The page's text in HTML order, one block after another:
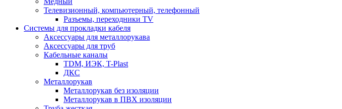
Телевизионный, компьютерный, телефонный
Разъемы, переходники TV
Системы для прокладки кабеля
Аксессуары для металлорукава
Аксессуары для труб
Кабельные каналы
TDM, ИЭК, T-Plast
ДКС
Металлорукав
Металлорукав без изоляции
Металлорукав в ПВХ изоляции